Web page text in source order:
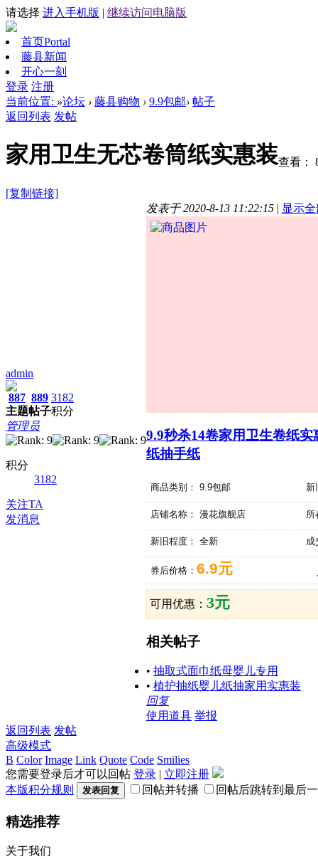
请选择 进入手机版 | 继续访问电脑版
首页Portal
藤县新闻
开心一刻
登录 注册
当前位置: »论坛 › 藤县购物 › 9.9包邮› 帖子
返回列表 发帖
家用卫生无芯卷筒纸实惠装
[复制链接]
查看：
admin
887
主题
889
帖子
3182
积分
管理员
积分
3182
关注TA
发消息
发表于 2020-8-13 11:22:15 | 显示
9.9秒杀14卷家用卫生卷纸
纸抽手纸
商品类别： 9.9包邮 新
店铺名称： 漫花旗舰店
新旧程度： 全新 成
券后价格： 6.9元
可用优惠： 3元
相关帖子
• 抽取式面巾纸母婴儿专用
• 植护抽纸婴儿纸抽家用实惠装
回复
使用道具 举报
返回列表 发帖
高级模式
B Color Image Link Quote Code Smilies
您需要登录后才可以回帖 登录 | 立即注册
本版积分规则
发表回复 回帖并转播 回帖后跳转到最后
精选推荐
关于我们